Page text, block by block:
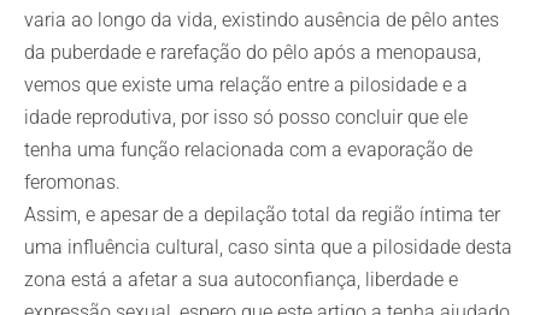
varia ao longo da vida, existindo ausência de pêlo antes
da puberdade e rarefação do pêlo após a menopausa,
vemos que existe uma relação entre a pilosidade e a
idade reprodutiva, por isso só posso concluir que ele
tenha uma função relacionada com a evaporação de
feromonas.
Assim, e apesar de a depilação total da região íntima ter
uma influência cultural, caso sinta que a pilosidade desta
zona está a afetar a sua autoconfiança, liberdade e